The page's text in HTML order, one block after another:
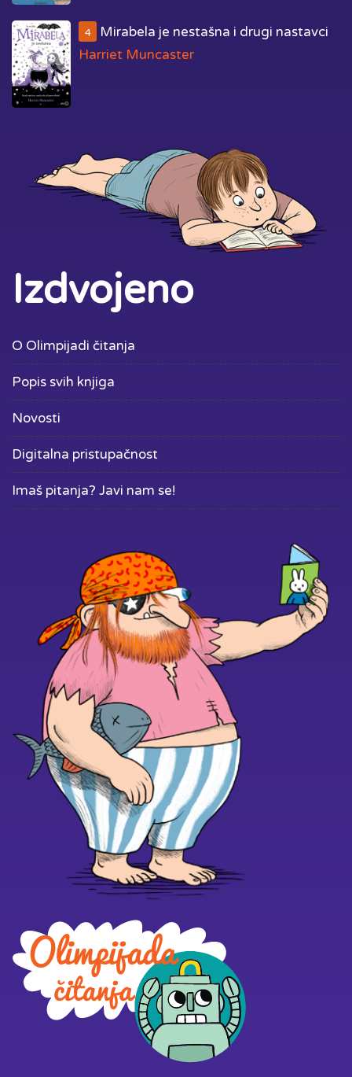
4
Mirabela je nestašna i drugi nastavci
Harriet Muncaster
Izdvojeno
O Olimpijadi čitanja
Popis svih knjiga
Novosti
Digitalna pristupačnost
Imaš pitanja? Javi nam se!